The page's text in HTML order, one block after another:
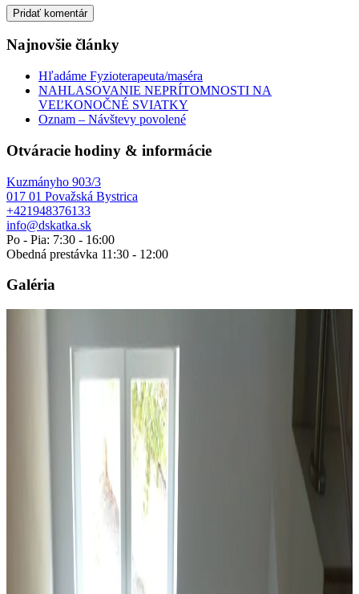
Najnovšie články
Hľadáme Fyzioterapeuta/maséra
NAHLASOVANIE NEPRÍTOMNOSTI NA
VEĽKONOČNÉ SVIATKY
Oznam – Návštevy povolené
Otváracie hodiny & informácie
Kuzmányho 903/3
017 01 Považská Bystrica
+421948376133
info@dskatka.sk
Po - Pia: 7:30 - 16:00
Obedná prestávka 11:30 - 12:00
Galéria